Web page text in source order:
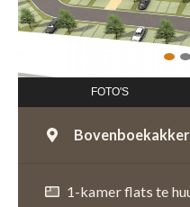
1 2
FOTO'S
Bovenboekakker
1-kamer flats te